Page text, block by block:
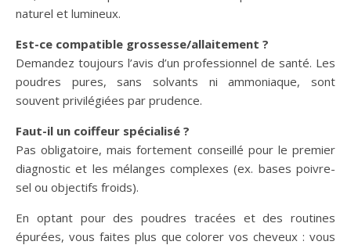
naturel et lumineux.
Est-ce compatible grossesse/allaitement ?
Demandez toujours l’avis d’un professionnel de santé. Les
poudres pures, sans solvants ni ammoniaque, sont
souvent privilégiées par prudence.
Faut-il un coiffeur spécialisé ?
Pas obligatoire, mais fortement conseillé pour le premier
diagnostic et les mélanges complexes (ex. bases poivre-
sel ou objectifs froids).
En optant pour des poudres tracées et des routines
épurées, vous faites plus que colorer vos cheveux : vous